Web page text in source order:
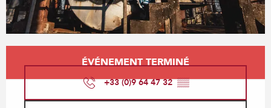
Ouverture et coordonnées
ÉVÉNEMENT TERMINÉ
+33 (0)9 64 47 32▒▒